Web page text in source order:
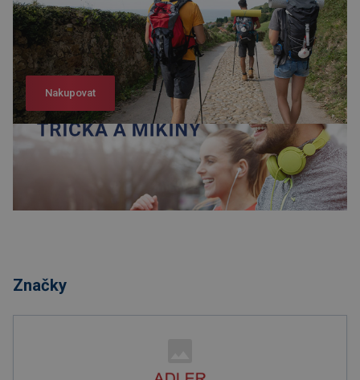
Nakupovat
Značky